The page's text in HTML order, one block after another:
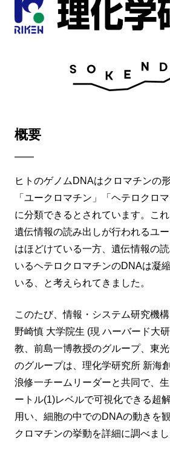
概要
ヒトのゲノムDNAはクロマチンの
「ユークロマチン」「ヘテロクロ
に分類できるとされています。こ
遺伝情報の読み出しが行われるユ
はほどけている一方、遺伝情報の
いるヘテロクロマチンのDNAは凝
いる、と考えられてきました。
このたび、情報・システム研究機
野崎慎 大学院生 (現 ハーバード大
教、前島一博教授のグループ、東
のグループは、理化学研究所 新海
浪修一チームリーダーと共同で、
ートル(1)レベルで可視化できる超
用い、細胞の中でのDNAの動きを
クロマチンの挙動を詳細に調べまし